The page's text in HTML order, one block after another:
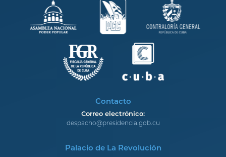
Contacto
Correo electrónico:
despacho@presidencia.gob.cu
Palacio de La Revolución